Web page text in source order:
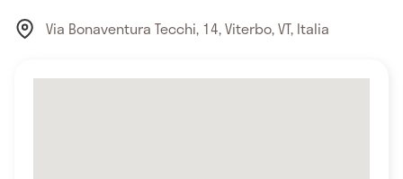
Via Bonaventura Tecchi, 14, Viterbo, VT, Italia